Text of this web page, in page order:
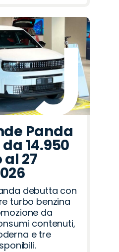
Panda
14.950
27
debutta con
turbo benzina
da
contenuti,
e tre